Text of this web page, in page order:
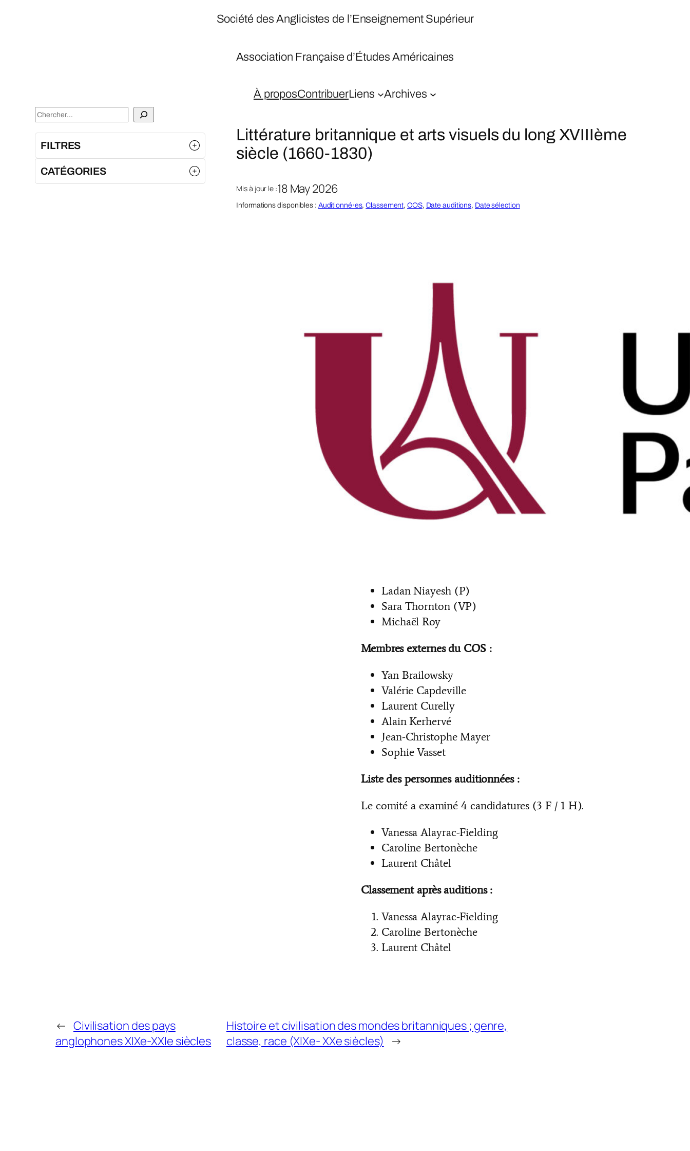
Société des Anglicistes de l’Enseignement Supérieur
Association Française d’Études Américaines
À proposContribuerLiens Archives
S
e
r
FILTRES
CATÉGORIES
Littérature britannique et arts visuels du long XVIIIème
siècle (1660-1830)
Mis à jour le :18 May 2026
Informations disponibles : Auditionné·es, Classement, COS, Date auditions, Date sélection
Champ(s) disciplinaire(s) :
Université Paris Cité
Île-de-France
Fiche Odyssée
Fiche PDF
Date limite de candidature :
3 avril 2026
Date de la première réunion :24 avril 2026
Date des auditions :18 mai 2026
Ladan Niayesh (P)
Sara Thornton (VP)
Michaël Roy
Membres externes du COS :
Yan Brailowsky
Valérie Capdeville
Laurent Curelly
Alain Kerhervé
Jean-Christophe Mayer
Sophie Vasset
Liste des personnes auditionnées :
Le comité a examiné 4 candidatures (3 F / 1 H).
Vanessa Alayrac-Fielding
Caroline Bertonèche
Laurent Châtel
Classement après auditions :
Vanessa Alayrac-Fielding
Caroline Bertonèche
Laurent Châtel
← Civilisation des pays
anglophones XIXe-XXIe siècles
Histoire et civilisation des mondes britanniques ; genre,
classe, race (XIXe- XXe siècles)
→